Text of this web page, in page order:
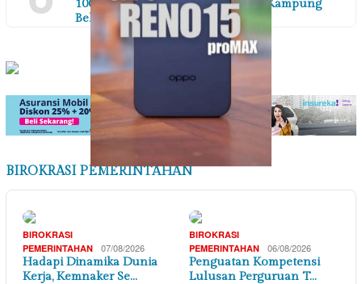
100 Pohon di Sepanjang Kalipasir Kampung
Bek…
BIROKRASI PEMERINTAHAN
BIROKRASI
PEMERINTAHAN
07/08/2026
Hadapi Dinamika Dunia
Kerja, Kemnaker Se…
BIROKRASI
PEMERINTAHAN
06/08/2026
Penguatan Kompetensi
Lulusan Perguruan T…